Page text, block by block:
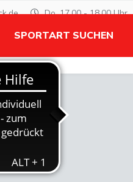
Do. 17.00 - 18.00 Uhr
SPORTART SUCHEN